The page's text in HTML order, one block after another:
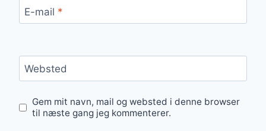
E-mail *
Websted
Gem mit navn, mail og websted i denne browser
til næste gang jeg kommenterer.